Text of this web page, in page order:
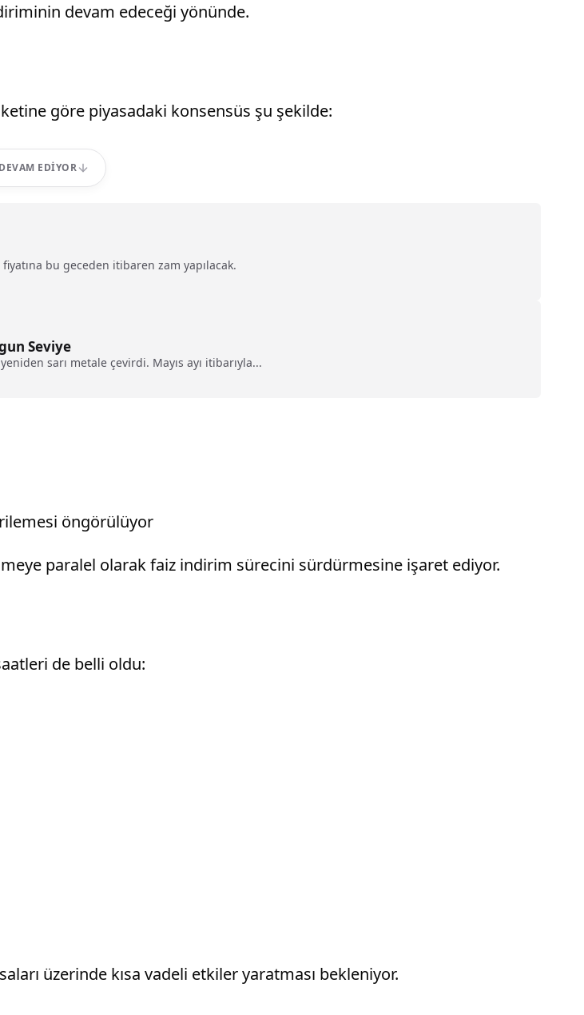
devam edeceği yönünde.
göre piyasadaki konsensüs şu şekilde:
EDIYOR
bu geceden itibaren zam yapılacak.
Seviye
sarı metale çevirdi. Mayıs ayı itibarıyla...
öngörülüyor
paralel olarak faiz indirim sürecini sürdürmesine işaret ediyor.
de belli oldu:
üzerinde kısa vadeli etkiler yaratması bekleniyor.